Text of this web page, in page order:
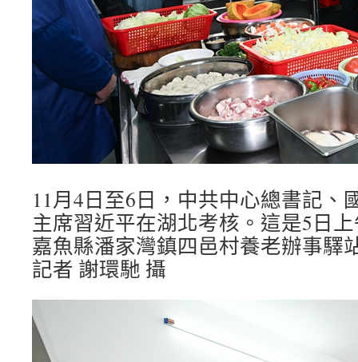
11月4日至6日，中共中心總書記、
主席習近平在湖北考核。這是5日
嘉魚縣潘家灣鎮四邑村養老辦事驛
記者 謝環馳 攝